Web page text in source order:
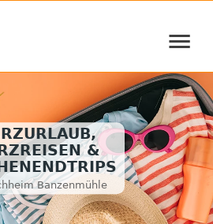
≡
&
Banzenmühle